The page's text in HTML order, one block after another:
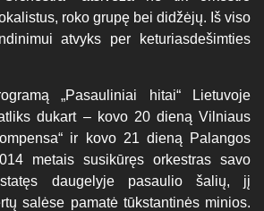
roko grupę bei didžėjų. Iš viso
atvyks per keturiasdešimties
„Pasauliniai hitai“ Lietuvoje
atliks dukart – kovo 20 dieną Vilniaus
ir kovo 21 dieną Palangos
metais susikūręs orkestras savo
daugelyje pasaulio šalių, jį
salėse pamatė tūkstantinės minios.